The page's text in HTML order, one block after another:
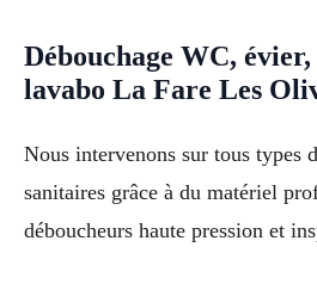
Débouchage WC,
lavabo La Fare Les
Nous intervenons sur tous types
sanitaires grâce à du matériel
déboucheurs haute pression et